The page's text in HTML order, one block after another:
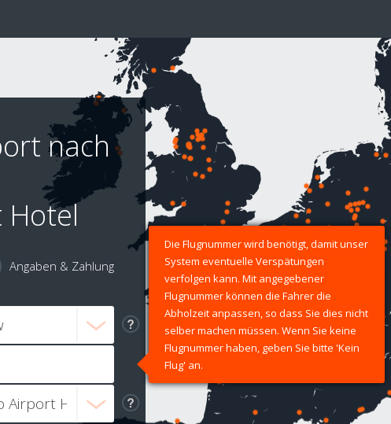
nach
Hotel
Angaben & Zahlung
Die Flugnummer wird benötigt, damit unser
System eventuelle Verspätungen
verfolgen kann. Mit angegebener
Flugnummer können die Fahrer die
Abholzeit anpassen, so dass Sie dies nicht
selber machen müssen. Wenn Sie keine
Flugnummer haben, geben Sie bitte 'Kein
Flug' an.